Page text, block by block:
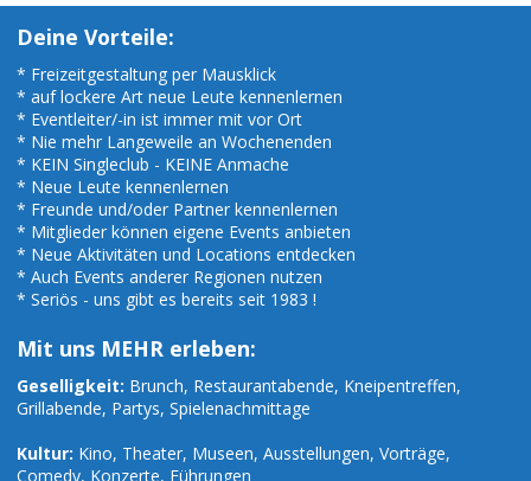
Deine Vorteile:
* Freizeitgestaltung per Mausklick
* auf lockere Art neue Leute kennenlernen
* Eventleiter/-in ist immer mit vor Ort
* Nie mehr Langeweile an Wochenenden
* KEIN Singleclub - KEINE Anmache
* Neue Leute kennenlernen
* Freunde und/oder Partner kennenlernen
* Mitglieder können eigene Events anbieten
* Neue Aktivitäten und Locations entdecken
* Auch Events anderer Regionen nutzen
* Seriös - uns gibt es bereits seit 1983 !
Mit uns MEHR erleben:
Geselligkeit: Brunch, Restaurantabende, Kneipentreffen,
Grillabende, Partys, Spielenachmittage
Kultur: Kino, Theater, Museen, Ausstellungen, Vorträge,
Comedy, Konzerte, Führungen